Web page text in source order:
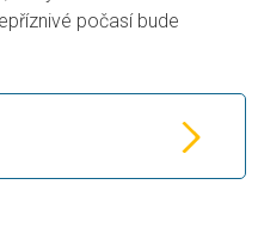
počasí bude